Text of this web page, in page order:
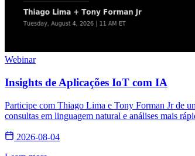
Webinar
Insights de Aplicações IoT com IA
Participe com Thiago Lima e Tony Forman Jr de
consultas em linguagem natural e análises mais
2026-08-04